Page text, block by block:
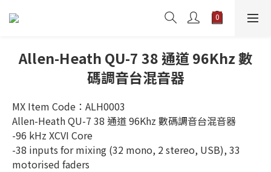
Allen-Heath QU-7 38 通道 96Khz 數
碼調音台混音器
MX Item Code：ALH0003
Allen-Heath QU-7 38 通道 96Khz 數碼調音台混音器
-96 kHz XCVI Core
-38 inputs for mixing (32 mono, 2 stereo, USB), 33
motorised faders